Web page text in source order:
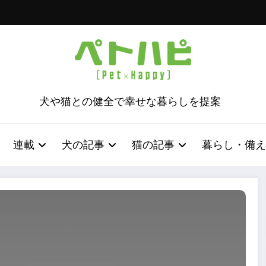
犬や猫との健全で幸せな暮らしを提案
連載 犬の記事 猫の記事 暮らし・備え